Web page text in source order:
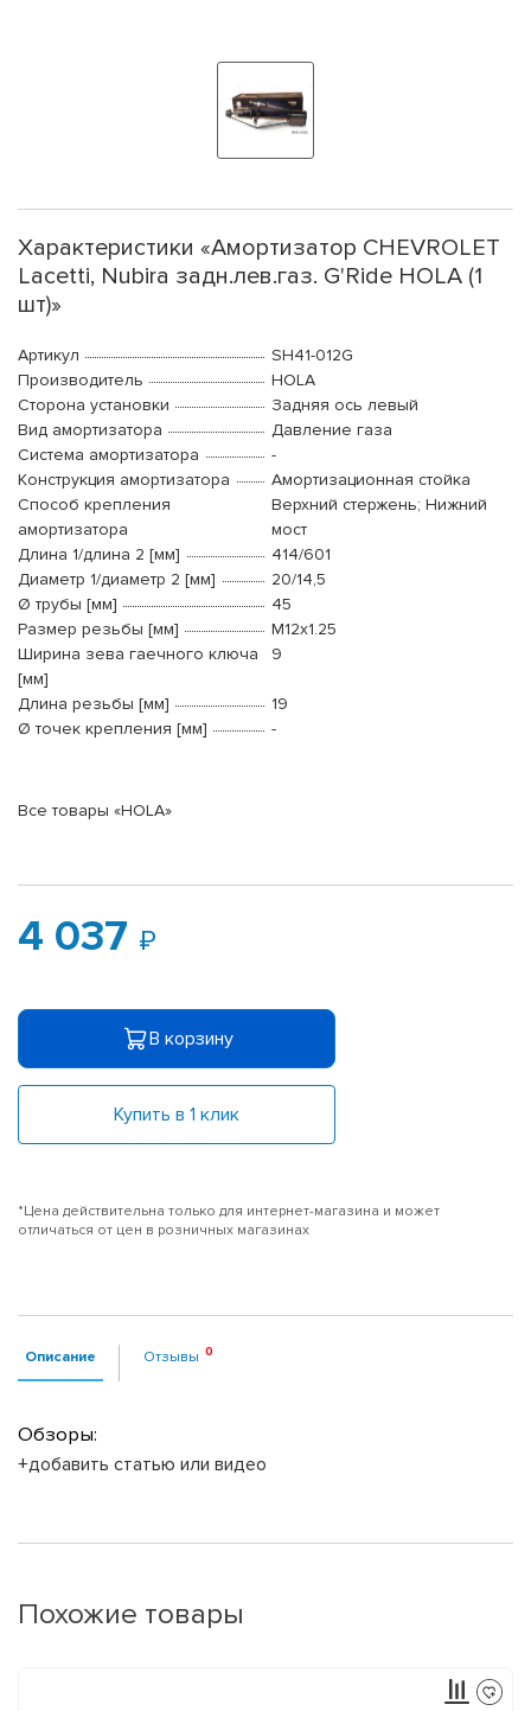
Характеристики «Амортизатор CHEVROLET
Lacetti, Nubira задн.лев.газ. G'Ride HOLA (1
шт)»
Артикул
SH41-012G
Производитель
HOLA
Сторона установки
Задняя ось левый
Вид амортизатора
Давление газа
Система амортизатора
-
Конструкция амортизатора
Амортизационная стойка
Способ крепления
амортизатора
Верхний стержень; Нижний
мост
Длина 1/длина 2 [мм]
414/601
Диаметр 1/диаметр 2 [мм]
20/14,5
Ø трубы [мм]
45
Размер резьбы [мм]
M12x1.25
Ширина зева гаечного ключа
[мм]
9
Длина резьбы [мм]
19
Ø точек крепления [мм]
-
Все товары «HOLA»
4 037
В корзину
Купить в 1 клик
*Цена действительна только для интернет-магазина и может
отличаться от цен в розничных магазинах
Описание Отзывы
Обзоры:
+добавить статью или видео
Похожие товары